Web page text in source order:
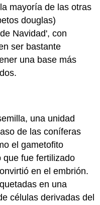
mayoría de las otras
douglas)
Navidad', con
ser bastante
una base más
una unidad
de las coníferas
el gametofito
que fue fertilizado
en el embrión.
en una
células derivadas del